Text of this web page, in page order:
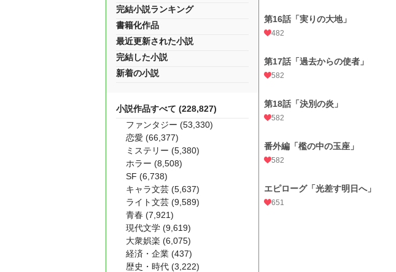
第16話「実りの大地」
482
第17話「過去からの使者」
582
第18話「決別の炎」
582
番外編「檻の中の玉座」
582
エピローグ「光差す明日へ」
651
完結小説ランキング
書籍化作品
最近更新された小説
完結した小説
新着の小説
小説作品すべて (228,827)
ファンタジー (53,330)
恋愛 (66,377)
ミステリー (5,380)
ホラー (8,508)
SF (6,738)
キャラ文芸 (5,637)
ライト文芸 (9,589)
青春 (7,921)
現代文学 (9,619)
大衆娯楽 (6,075)
経済・企業 (437)
歴史・時代 (3,222)